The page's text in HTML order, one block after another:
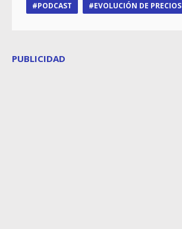
PODCAST
EVOLUCIÓN DE PRECIOS
PUBLICIDAD